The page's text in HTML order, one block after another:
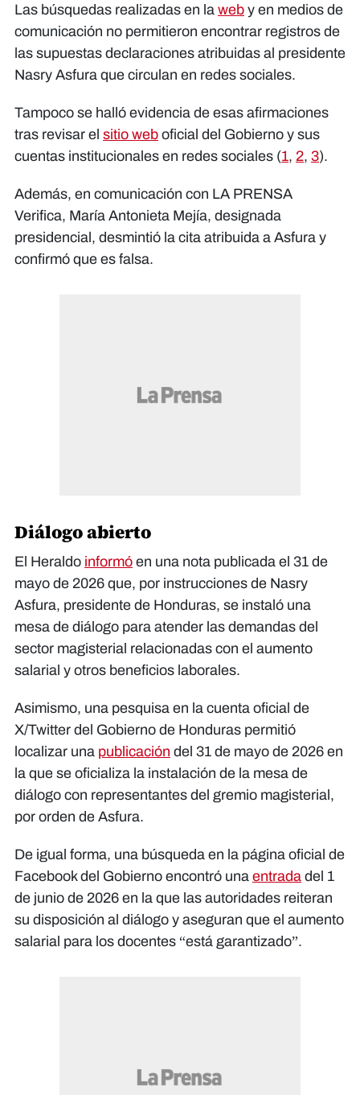
Las búsquedas realizadas en la web y en medios de
comunicación no permitieron encontrar registros de
las supuestas declaraciones atribuidas al presidente
Nasry Asfura que circulan en redes sociales.
Tampoco se halló evidencia de esas afirmaciones
tras revisar el sitio web oficial del Gobierno y sus
cuentas institucionales en redes sociales (1, 2, 3).
Además, en comunicación con LA PRENSA
Verifica, María Antonieta Mejía, designada
presidencial, desmintió la cita atribuida a Asfura y
confirmó que es falsa.
Diálogo abierto
El Heraldo informó en una nota publicada el 31 de
mayo de 2026 que, por instrucciones de Nasry
Asfura, presidente de Honduras, se instaló una
mesa de diálogo para atender las demandas del
sector magisterial relacionadas con el aumento
salarial y otros beneficios laborales.
Asimismo, una pesquisa en la cuenta oficial de
X/Twitter del Gobierno de Honduras permitió
localizar una publicación del 31 de mayo de 2026 en
la que se oficializa la instalación de la mesa de
diálogo con representantes del gremio magisterial,
por orden de Asfura.
De igual forma, una búsqueda en la página oficial de
Facebook del Gobierno encontró una entrada del 1
de junio de 2026 en la que las autoridades reiteran
su disposición al diálogo y aseguran que el aumento
salarial para los docentes “está garantizado”.